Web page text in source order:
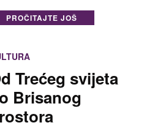
PROČITAJTE JOŠ
Trećeg svijeta
Brisanog